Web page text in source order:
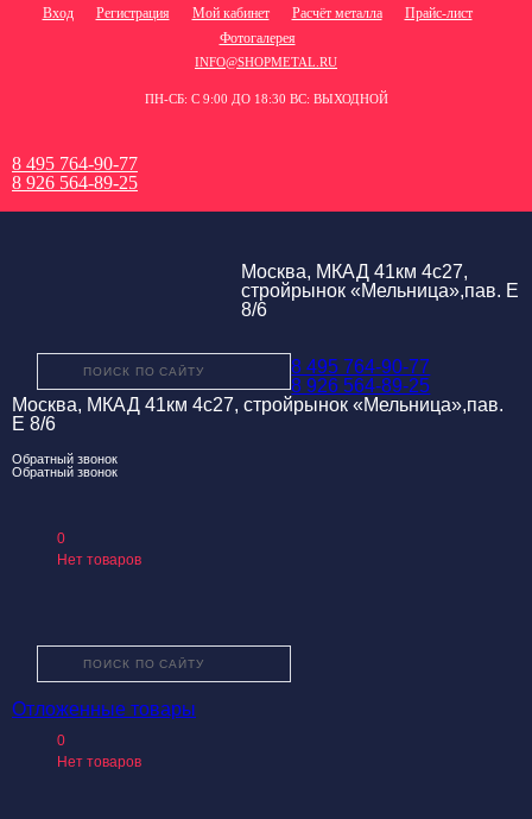
Вход Регистрация Мой кабинет Расчёт металла
Прайс-лист
Фотогалерея
INFO@SHOPMETAL.RU
ПН-СБ: С 9:00 ДО 18:30 ВС: ВЫХОДНОЙ
8 495 764-90-77
8 926 564-89-25
Москва, МКАД 41км 4с27,
стройрынок «Мельница»,пав. Е
8/6
8 495 764-90-77
8 926 564-89-25
Москва, МКАД 41км 4с27, стройрынок «Мельница»,пав.
Е 8/6
Обратный звонок
Обратный звонок
0
Нет товаров
О КОМПАНИИ
КАТАЛОГ ТОВАРОВ
Отложенные товары
0
Нет товаров